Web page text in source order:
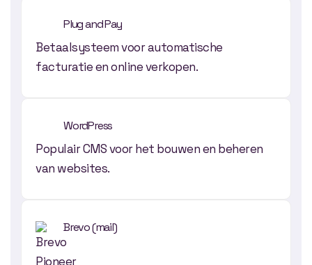
Plug and Pay
Betaalsysteem voor automatische
facturatie en online verkopen.
WordPress
Populair CMS voor het bouwen en beheren
van websites.
Brevo (mail)